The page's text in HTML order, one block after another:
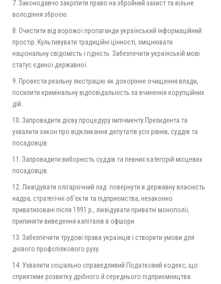
7. Законодавчо закріпити право на збройний захист та вільне
володіння зброєю.
8. Очистити від ворожої пропаганди український інформаційний
простір. Культивувати традиційні цінності, зміцнювати
національну свідомість і гідність. Забезпечити українській мові
статус єдиної державної.
9. Провести реальну люстрацію як докорінне очищення влади,
посилити кримінальну відповідальність за вчинення корупційних
дій.
10. Запровадити дієву процедуру імпічменту Президента та
ухвалити закон про відкликання депутатів усіх рівнів, суддів та
посадовців.
11. Запровадити виборність суддів та певних категорій місцевих
посадовців.
12. Ліквідувати олігархічний лад: повернути в державну власність
надра, стратегічні об’єкти та підприємства, незаконно
приватизовані після 1991 р., ліквідувати приватні монополії,
припинити виведення капіталів в офшори.
13. Забезпечити трудові права українців і створити умови для
дієвого профспілкового руху.
14. Ухвалити соціально справедливий Податковий кодекс, що
сприятиме розвитку дрібного й середнього підприємництва.